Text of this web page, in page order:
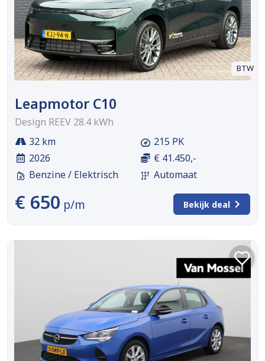
BTW
Leapmotor C10
Design REEV 28.4 kWh
32 km
2026
Benzine / Elektrisch
215 PK
€ 41.450,-
Automaat
€ 650 p/m Bekijk deal